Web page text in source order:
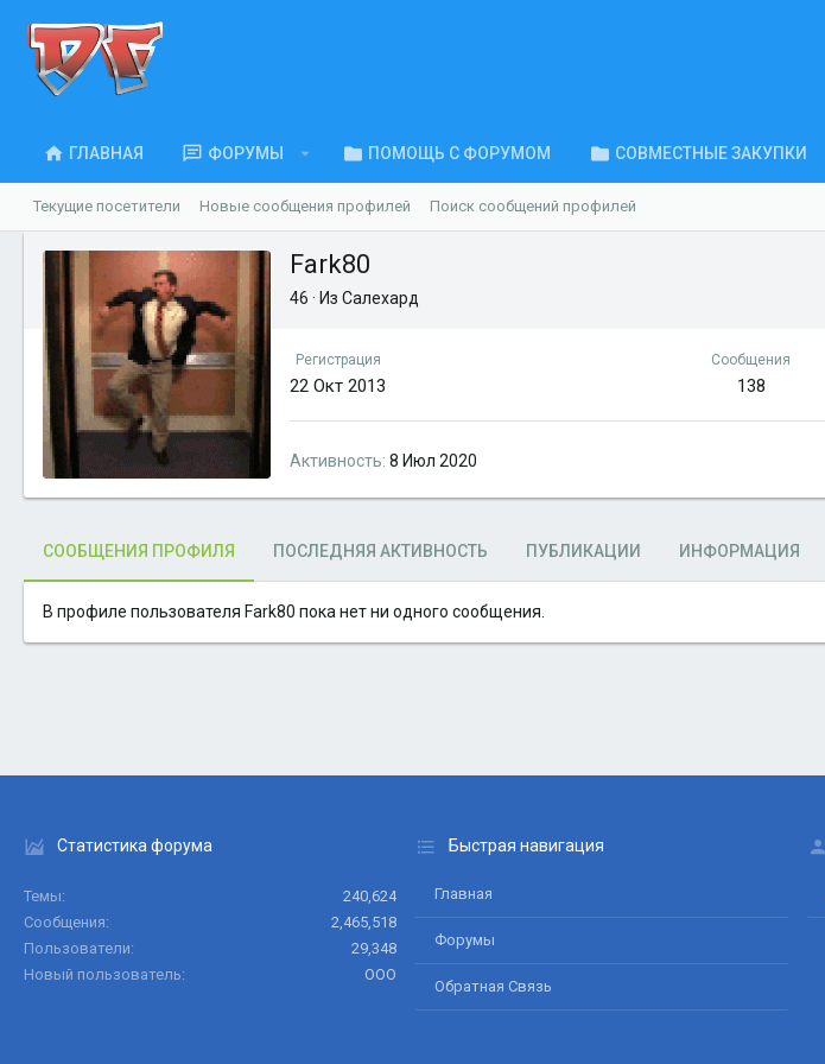
ГЛАВНАЯ ФОРУМЫ ПОМОЩЬ С ФОРУМОМ СОВМЕСТНЫЕ ЗАКУПКИ
Текущие посетители Новые сообщения профилей Поиск сообщений профилей
Fark80
46 · Из Салехард
Регистрация
22 Окт 2013
Сообщения
138
Активность 8 Июл 2020
СООБЩЕНИЯ ПРОФИЛЯ ПОСЛЕДНЯЯ АКТИВНОСТЬ ПУБЛИКАЦИИ ИНФОРМАЦИЯ
В профиле пользователя Fark80 пока нет ни одного сообщения.
Статистика форума
Темы
240,624
Сообщения
2,465,518
Пользователи
29,348
Новый пользователь
ООО
Быстрая навигация
Главная
Форумы
Обратная Связь